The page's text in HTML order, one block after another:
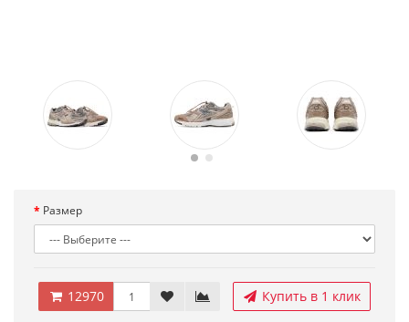
Размер
12970 Купить в 1 клик